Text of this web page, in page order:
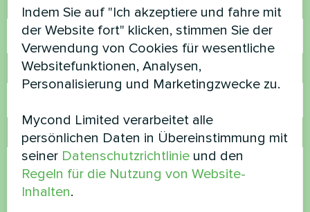
Rufnummer
E-Mail
Kommentar
Indem Sie auf "Ich akzeptiere und fahre mit
der Website fort" klicken, stimmen Sie der
Verwendung von Cookies für wesentliche
Websitefunktionen, Analysen,
Personalisierung und Marketingzwecke zu.
Mycond Limited verarbeitet alle
persönlichen Daten in Übereinstimmung mit
seiner Datenschutzrichtlinie und den
Regeln für die Nutzung von Website-
Inhalten.